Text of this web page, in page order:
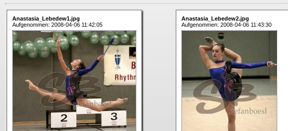
Anastasia_Lebedew1.jpg
Aufgenommen: 2008-04-06 11:42:05
Anastasia_Lebedew2.jpg
Aufgenommen: 2008-04-06 11:43:30